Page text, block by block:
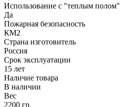
Использование с "теплым полом"
Да
Пожарная безопасность
КМ2
Страна изготовитель
Россия
Срок эксплуатации
15 лет
Наличие товара
В наличии
Вес
2200 гр.